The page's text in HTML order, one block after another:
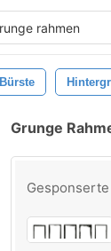
Bürste
Grunge